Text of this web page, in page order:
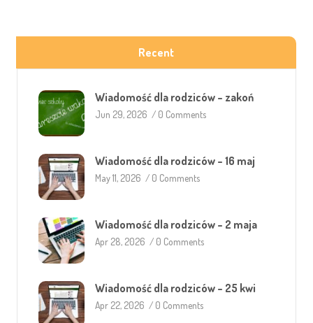
Recent
Wiadomość dla rodziców – zakoń
Jun 29, 2026 / 0 Comments
Wiadomość dla rodziców – 16 maj
May 11, 2026 / 0 Comments
Wiadomość dla rodziców – 2 maja
Apr 28, 2026 / 0 Comments
Wiadomość dla rodziców – 25 kwi
Apr 22, 2026 / 0 Comments